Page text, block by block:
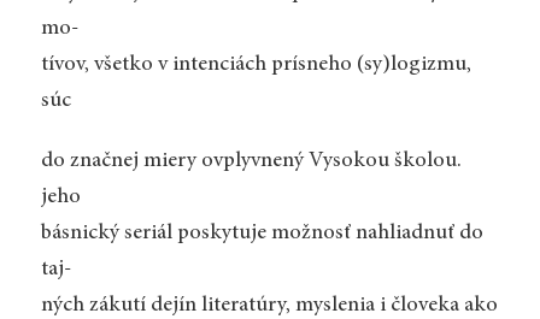
mo-
tívov, všetko v intenciách prísneho (sy)logizmu,
súc
do značnej miery ovplyvnený Vysokou školou.
jeho
básnický seriál poskytuje možnosť nahliadnuť do
taj-
ných zákutí dejín literatúry, myslenia i človeka ako